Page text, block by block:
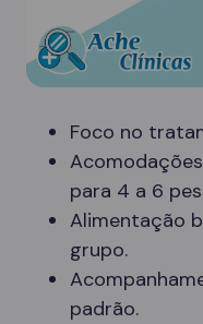
Foco no
para 4 a 6
Alimentação
grupo.
padrão.